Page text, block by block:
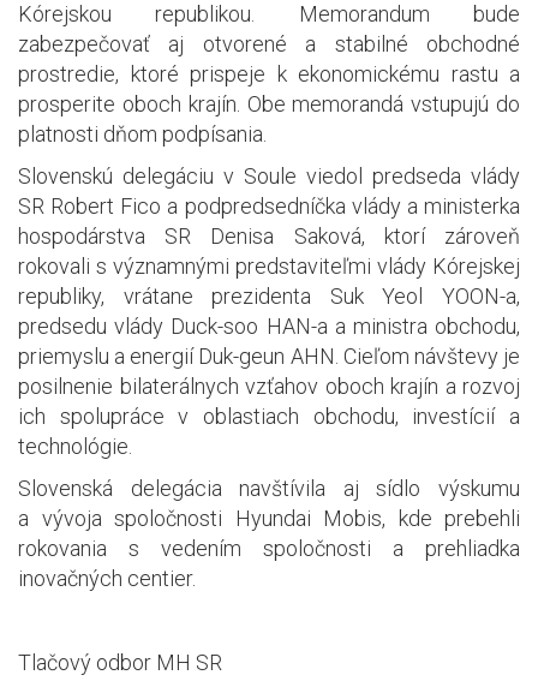
Kórejskou republikou. Memorandum bude
zabezpečovať aj otvorené a stabilné obchodné
prostredie, ktoré prispeje k ekonomickému rastu a
prosperite oboch krajín. Obe memorandá vstupujú do
platnosti dňom podpísania.
Slovenskú delegáciu v Soule viedol predseda vlády
SR Robert Fico a podpredsedníčka vlády a ministerka
hospodárstva SR Denisa Saková, ktorí zároveň
rokovali s významnými predstaviteľmi vlády Kórejskej
republiky, vrátane prezidenta Suk Yeol YOON-a,
predsedu vlády Duck-soo HAN-a a ministra obchodu,
priemyslu a energií Duk-geun AHN. Cieľom návštevy je
posilnenie bilaterálnych vzťahov oboch krajín a rozvoj
ich spolupráce v oblastiach obchodu, investícií a
technológie.
Slovenská delegácia navštívila aj sídlo výskumu
a vývoja spoločnosti Hyundai Mobis, kde prebehli
rokovania s vedením spoločnosti a prehliadka
inovačných centier.
Tlačový odbor MH SR